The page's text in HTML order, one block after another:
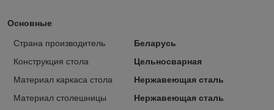
Основные
Страна производитель
Беларусь
Конструкция стола
Цельносварная
Материал каркаса стола
Нержавеющая сталь
Материал столешницы
Нержавеющая сталь